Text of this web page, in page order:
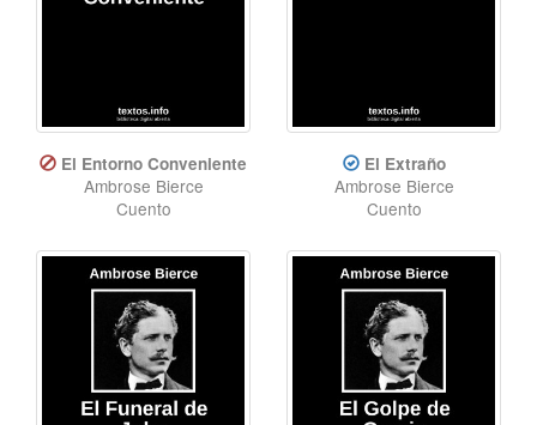
El Entorno Conveniente
Ambrose Bierce
Cuento
El Extraño
Ambrose Bierce
Cuento